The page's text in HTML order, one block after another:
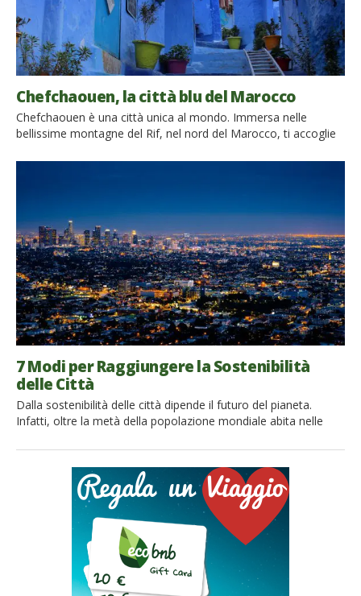
Chefchaouen, la città blu del Marocco
Chefchaouen è una città unica al mondo. Immersa nelle
bellissime montagne del Rif, nel nord del Marocco, ti accoglie
agli anni ’50 è rimasta sconosciuta ai turisti che non potevano
7 Modi per Raggiungere la Sostenibilità
delle Città
Dalla sostenibilità delle città dipende il futuro del pianeta.
Infatti, oltre la metà della popolazione mondiale abita nelle
Le città sono centri di innovazione, produzione economica,
evoluzione sociale, nascita di nuove idee. Forse, anche per
questo, rendere le città più sostenibili è uno degli […]